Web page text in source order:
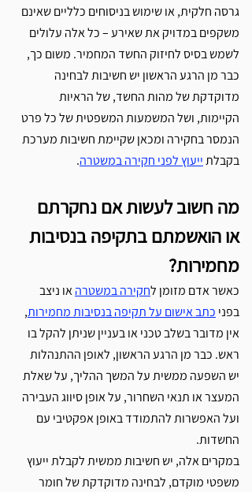
גרסה חלקית, או שימוש בניסוחים כלליים שאינם
משקפים במדויק את שאירע – כל אלה עלולים
לשמש בסיס לחיזוק החשד המחמיר. משום כך,
כבר מן הרגע הראשון יש חשיבות לבחינה
מדוקדקת של מהות החשד, של הראיות
הקיימות, ושל המשמעות המשפטית של כל פרט
הנמסר בחקירה ומכאן שקיימת חשיבות מערכת
בקבלת ייעוץ לפני חקירה במשטרה.
מה חשוב לעשות אם נחקרתם
או הואשמתם בתקיפה בנסיבות
מחמירות?
כאשר אדם מזומן לחקירה במשטרה או ניצב
בפני כתב אישום על תקיפה בנסיבות מחמירות,
אין מדובר בשלב טכני או בעניין שניתן להקל בו
ראש. כבר מן הרגע הראשון, לאופן ההתנהלות
יש השפעה ממשית על המשך ההליך, על שאלת
המעצר או תנאי השחרור, על אופן סיווג העבירה
ועל האפשרות להתמודד באופן אפקטיבי עם
החשדות.
במקרים אלה, יש חשיבות ממשית לקבלת ייעוץ
משפטי מוקדם, לבחינה מדוקדקת של חומר